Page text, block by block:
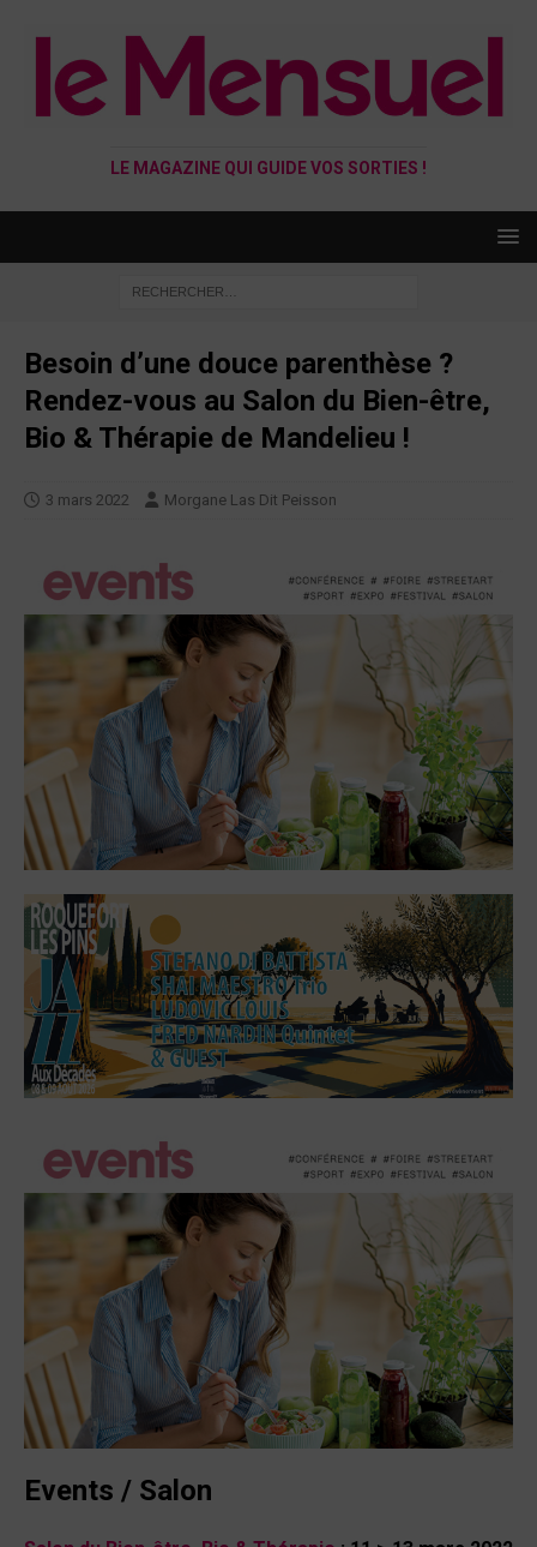
LE MAGAZINE QUI GUIDE VOS SORTIES !
Besoin d’une douce parenthèse ?
Rendez-vous au Salon du Bien-être,
Bio & Thérapie de Mandelieu !
3 mars 2022 Morgane Las Dit Peisson
Events / Salon